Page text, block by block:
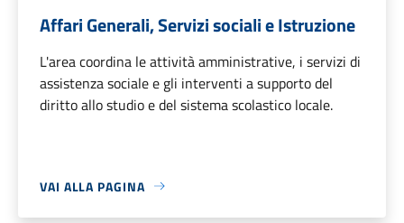
Affari Generali, Servizi sociali e Istruzione
L'area coordina le attività amministrative, i servizi di
assistenza sociale e gli interventi a supporto del
diritto allo studio e del sistema scolastico locale.
VAI ALLA PAGINA